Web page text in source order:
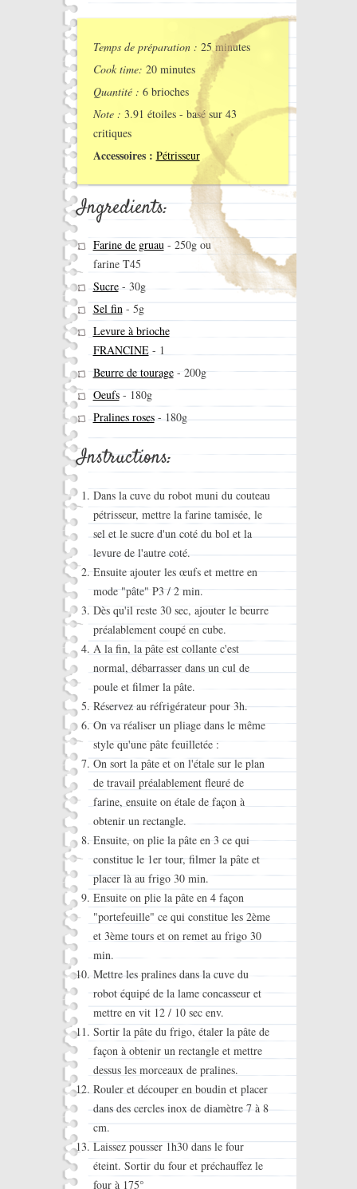
Temps de préparation : 25 minutes
Cook time: 20 minutes
Quantité : 6 brioches
Note : 3.91 étoiles - basé sur 43
critiques
Accessoires : Pétrisseur
Ingredients:
Farine de gruau- 250g ou
farine T45
Sucre- 30g
Sel fin- 5g
Levure à brioche
FRANCINE- 1
Beurre de tourage- 200g
Oeufs- 180g
Pralines roses- 180g
Instructions:
Dans la cuve du robot muni du couteau
pétrisseur, mettre la farine tamisée, le
sel et le sucre d'un coté du bol et la
levure de l'autre coté.
Ensuite ajouter les œufs et mettre en
mode "pâte" P3 / 2 min.
Dès qu'il reste 30 sec, ajouter le beurre
préalablement coupé en cube.
A la fin, la pâte est collante c'est
normal, débarrasser dans un cul de
poule et filmer la pâte.
Réservez au réfrigérateur pour 3h.
On va réaliser un pliage dans le même
style qu'une pâte feuilletée :
On sort la pâte et on l'étale sur le plan
de travail préalablement fleuré de
farine, ensuite on étale de façon à
obtenir un rectangle.
Ensuite, on plie la pâte en 3 ce qui
constitue le 1er tour, filmer la pâte et
placer là au frigo 30 min.
Ensuite on plie la pâte en 4 façon
"portefeuille" ce qui constitue les 2ème
et 3ème tours et on remet au frigo 30
min.
Mettre les pralines dans la cuve du
robot équipé de la lame concasseur et
mettre en vit 12 / 10 sec env.
Sortir la pâte du frigo, étaler la pâte de
façon à obtenir un rectangle et mettre
dessus les morceaux de pralines.
Rouler et découper en boudin et placer
dans des cercles inox de diamètre 7 à 8
cm.
Laissez pousser 1h30 dans le four
éteint. Sortir du four et préchauffez le
four à 175°